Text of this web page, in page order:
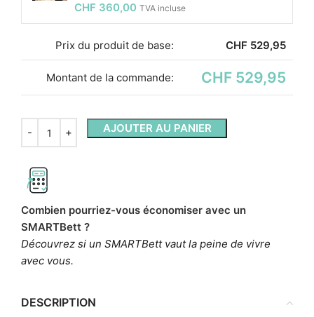
CHF 360,00 TVA incluse
Prix ​​du produit de base: CHF 529,95
Montant de la commande: CHF 529,95
AJOUTER AU PANIER
Combien pourriez-vous économiser avec un
SMARTBett ?
Découvrez si un SMARTBett vaut la peine de vivre
avec vous.
DESCRIPTION